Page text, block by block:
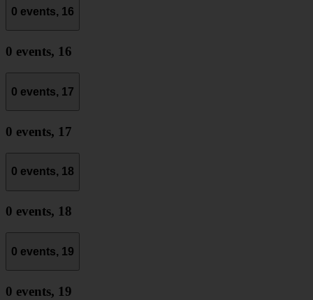
0 events, 16
0 events, 16
0 events, 17
0 events, 17
0 events, 18
0 events, 18
0 events, 19
0 events, 19